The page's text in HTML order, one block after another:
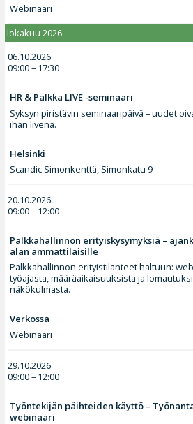
Webinaari
lokakuu 2026
06.10.2026
09:00 – 17:30
HR & Palkka LIVE -seminaari
Syksyn piristävin seminaaripäivä – uudet
ihan livenä.
Helsinki
Scandic Simonkenttä, Simonkatu 9
20.10.2026
09:00 – 12:00
Palkkahallinnon erityiskysymyksiä –
alan ammattilaisille
Palkkahallinnon erityistilanteet haltuun:
työajasta, määräaikaisuuksista ja
näkökulmasta.
Verkossa
Webinaari
29.10.2026
09:00 – 12:00
Työntekijän päihteiden käyttö –
webinaari